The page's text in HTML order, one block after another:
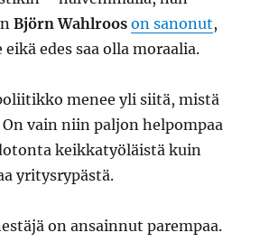
Björn Wahlroos on sanonut,
edes saa olla moraalia.
menee yli siitä, mistä
vain niin paljon helpompaa
keikkatyöläistä kuin
yritysrypästä.
on ansainnut parempaa.